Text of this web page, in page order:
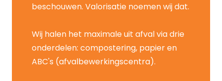
beschouwen. Valorisatie noemen wij dat.
Wij halen het maximale uit afval via drie
onderdelen: compostering, papier en
ABC's (afvalbewerkingscentra).